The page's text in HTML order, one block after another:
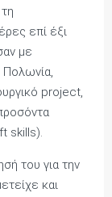
επί έξι
με
Πολωνία,
project,
skills).
του για την
και